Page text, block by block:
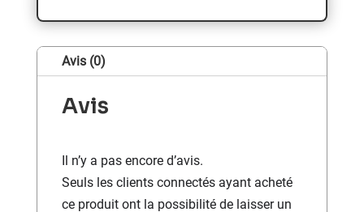
Avis (0)
Avis
Il n’y a pas encore d’avis.
Seuls les clients connectés ayant acheté
ce produit ont la possibilité de laisser un